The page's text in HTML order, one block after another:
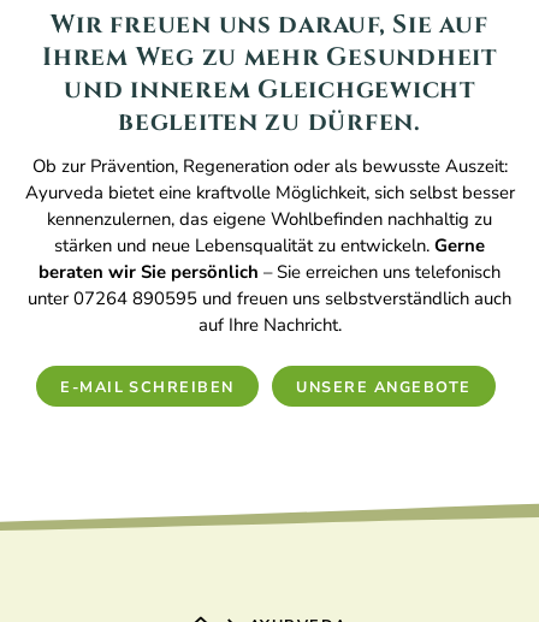
Wir freuen uns darauf, Sie auf
Ihrem Weg zu mehr Gesundheit
und innerem Gleichgewicht
begleiten zu dürfen.
Ob zur Prävention, Regeneration oder als bewusste Auszeit:
Ayurveda bietet eine kraftvolle Möglichkeit, sich selbst besser
kennenzulernen, das eigene Wohlbefinden nachhaltig zu
stärken und neue Lebensqualität zu entwickeln. Gerne
beraten wir Sie persönlich – Sie erreichen uns telefonisch
unter 07264 890595 und freuen uns selbstverständlich auch
auf Ihre Nachricht.
E-MAIL SCHREIBEN UNSERE ANGEBOTE